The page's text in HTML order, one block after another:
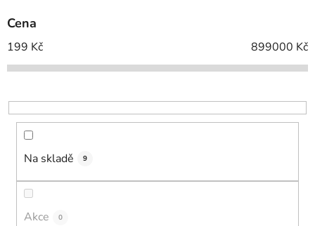
p
r
o
d
k
t
Cena
199 Kč 899000 Kč
Na skladě 9
Akce 0